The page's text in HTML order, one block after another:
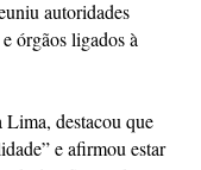
autoridades
órgãos ligados à
Lima, destacou que
e afirmou estar